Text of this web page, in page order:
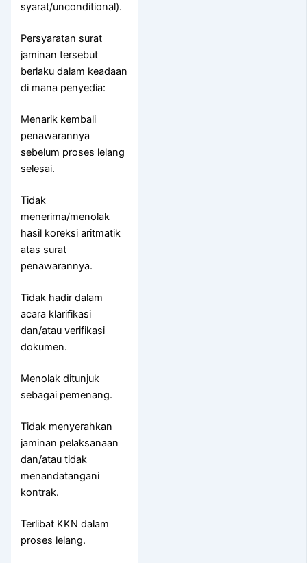
syarat/unconditional).
Persyaratan surat
jaminan tersebut
berlaku dalam keadaan
di mana penyedia:
Menarik kembali
penawarannya
sebelum proses lelang
selesai.
Tidak
menerima/menolak
hasil koreksi aritmatik
atas surat
penawarannya.
Tidak hadir dalam
acara klarifikasi
dan/atau verifikasi
dokumen.
Menolak ditunjuk
sebagai pemenang.
Tidak menyerahkan
jaminan pelaksanaan
dan/atau tidak
menandatangani
kontrak.
Terlibat KKN dalam
proses lelang.